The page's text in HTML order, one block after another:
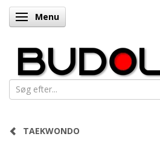
Skifte navigation
Menu
TAEKWONDO